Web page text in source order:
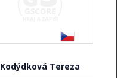
Kodýdková Tereza